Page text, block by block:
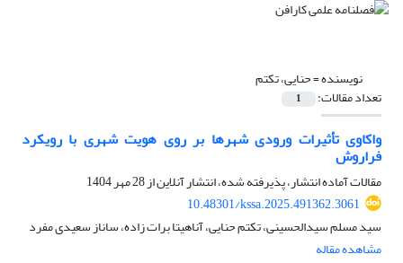
نویسنده =حنایی، تکتم
تعداد مقالات: 1
واکاوی تأثیرات ورودی شهرها بر روی هویت شهری با رویکرد
فراروش
مقالات آماده انتشار، پذیرفته شده، انتشار آنلاین از28 مهر 1404
10.48301/kssa.2025.491362.3061
سید مسلم سیدالحسینی، تکتم حنایی، آناهیتا برات زاده، ساناز سعیدی مفرد
مشاهده مقاله